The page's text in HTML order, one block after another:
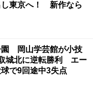
し東京へ！ 新作なら
園 岡山学芸館が小技
城北に逆転勝利 エー
で9回途中3失点